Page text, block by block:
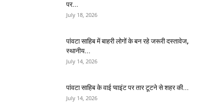
पर...
July 18, 2026
पांवटा साहिब में बाहरी लोगों के बन रहे जरूरी दस्तावेज,
स्थानीय...
July 14, 2026
पांवटा साहिब के वाई प्वाइंट पर तार टूटने से शहर की...
July 14, 2026